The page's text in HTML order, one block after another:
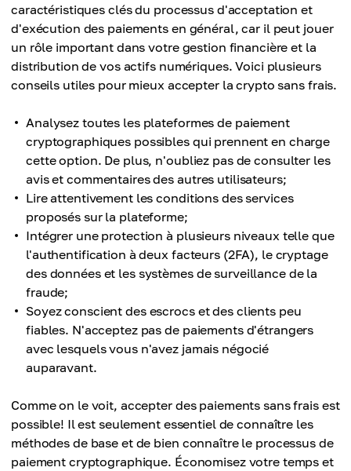
caractéristiques clés du processus d'acceptation et
d'exécution des paiements en général, car il peut jouer
un rôle important dans votre gestion financière et la
distribution de vos actifs numériques. Voici plusieurs
conseils utiles pour mieux accepter la crypto sans frais.
Analysez toutes les plateformes de paiement
cryptographiques possibles qui prennent en charge
cette option. De plus, n'oubliez pas de consulter les
avis et commentaires des autres utilisateurs;
Lire attentivement les conditions des services
proposés sur la plateforme;
Intégrer une protection à plusieurs niveaux telle que
l'authentification à deux facteurs (2FA), le cryptage
des données et les systèmes de surveillance de la
fraude;
Soyez conscient des escrocs et des clients peu
fiables. N'acceptez pas de paiements d'étrangers
avec lesquels vous n'avez jamais négocié
auparavant.
Comme on le voit, accepter des paiements sans frais est
possible! Il est seulement essentiel de connaître les
méthodes de base et de bien connaître le processus de
paiement cryptographique. Économisez votre temps et